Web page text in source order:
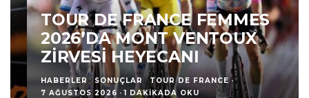
TOUR DE FRANCE FEMMES
2026’DA MONT VENTOUX
ZIRVESI HEYECANI
HABERLER SONUÇLAR TOUR DE FRANCE ·
7 AĞUSTOS 2026 · 1 DAKIKADA OKU